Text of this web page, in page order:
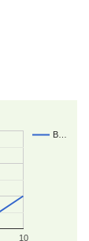
B…
10